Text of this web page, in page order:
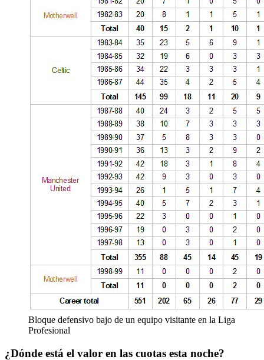
Bloque defensivo bajo de un equipo visitante en la Liga
Profesional
¿Dónde está el valor en las cuotas esta noche?